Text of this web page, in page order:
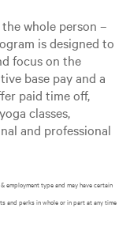
whole person –
is designed to
focus on the
base pay and a
paid time off,
classes,
and professional
employment type and may have certain
and perks in whole or in part at any time